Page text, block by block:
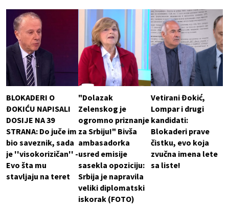
BLOKADERI O
ĐOKIĆU NAPISALI
DOSIJE NA 39
STRANA: Do juče im
bio saveznik, sada
je ''visokorizičan'' -
Evo šta mu
stavljaju na teret
"Dolazak
Zelenskog je
ogromno priznanje
za Srbiju!" Bivša
ambasadorka
usred emisije
sasekla opoziciju:
Srbija je napravila
veliki diplomatski
iskorak (FOTO)
Vetirani Đokić,
Lompar i drugi
kandidati:
Blokaderi prave
čistku, evo koja
zvučna imena lete
sa liste!